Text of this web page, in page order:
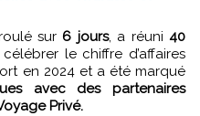
sur 6 jours, a réuni40
le chiffre d’affaires
en 2024 et a été marqué
avec des partenaires
Privé.